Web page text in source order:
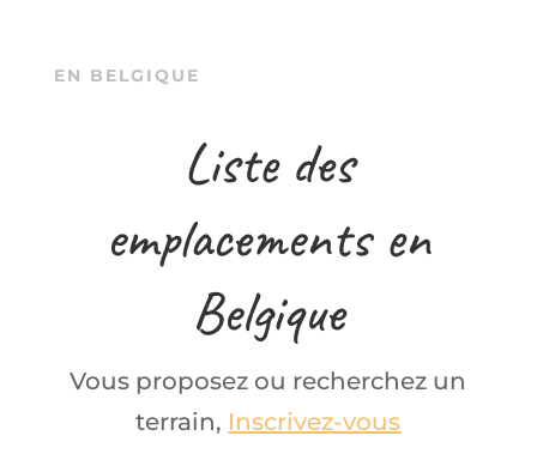
EN BELGIQUE
Liste des
emplacements en
Belgique
Vous proposez ou recherchez un
terrain, Inscrivez-vous